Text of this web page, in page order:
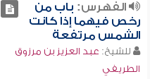
الفهرس: باب من
رخص فيهما إذا كانت
الشمس مرتفعة
للشيخ: عبد العزيز بن مرزوق
الطريفي